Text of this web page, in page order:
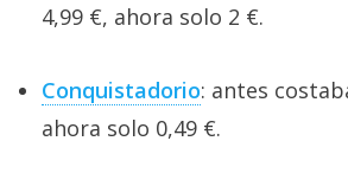
4,99 €, ahora solo 2 €.
Conquistadorio: antes
ahora solo 0,49 €.